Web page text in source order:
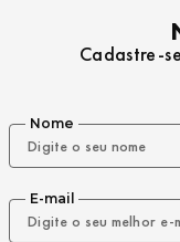
Cadastre-
Nome
E-mail